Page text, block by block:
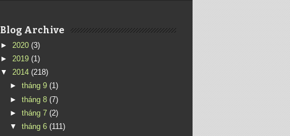
Blog Archive
► 2020 (3)
► 2019 (1)
▼ 2014 (218)
► tháng 9 (1)
► tháng 8 (7)
► tháng 7 (2)
▼ tháng 6 (111)